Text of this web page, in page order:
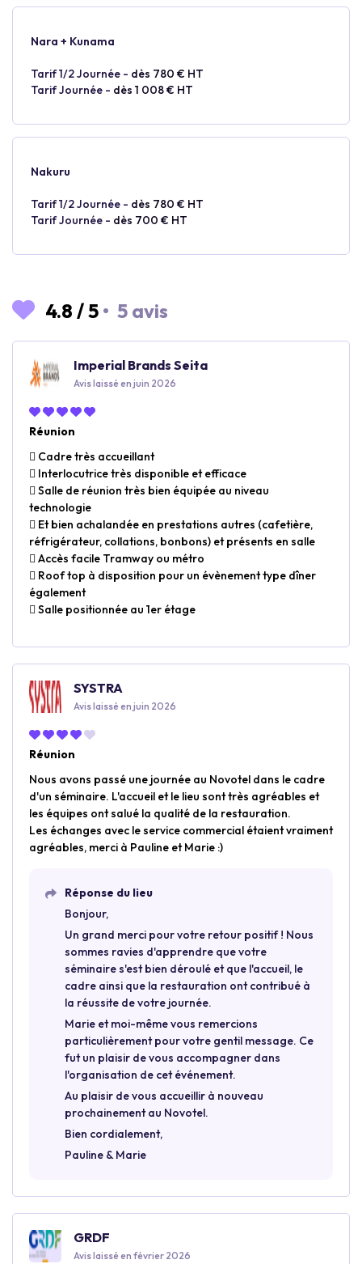
Nara + Kunama
Tarif 1/2 Journée - dès 780 € HT
Tarif Journée - dès 1 008 € HT
Nakuru
Tarif 1/2 Journée - dès 780 € HT
Tarif Journée - dès 700 € HT
4.8 /5 • 5 avis
Imperial Brands Seita
Avis laissé en juin 2026
Réunion
 Cadre très accueillant
 Interlocutrice très disponible et efficace
 Salle de réunion très bien équipée au niveau
technologie
 Et bien achalandée en prestations autres (cafetière,
réfrigérateur, collations, bonbons) et présents en salle
 Accès facile Tramway ou métro
 Roof top à disposition pour un évènement type dîner
également
 Salle positionnée au 1er étage
SYSTRA
Avis laissé en juin 2026
Réunion
Nous avons passé une journée au Novotel dans le cadre
d'un séminaire. L'accueil et le lieu sont très agréables et
les équipes ont salué la qualité de la restauration.
Les échanges avec le service commercial étaient vraiment
agréables, merci à Pauline et Marie :)
Réponse du lieu
Bonjour,
Un grand merci pour votre retour positif ! Nous
sommes ravies d'apprendre que votre
séminaire s'est bien déroulé et que l'accueil, le
cadre ainsi que la restauration ont contribué à
la réussite de votre journée.
Marie et moi-même vous remercions
particulièrement pour votre gentil message. Ce
fut un plaisir de vous accompagner dans
l'organisation de cet événement.
Au plaisir de vous accueillir à nouveau
prochainement au Novotel.
Bien cordialement,
Pauline & Marie
GRDF
Avis laissé en février 2026